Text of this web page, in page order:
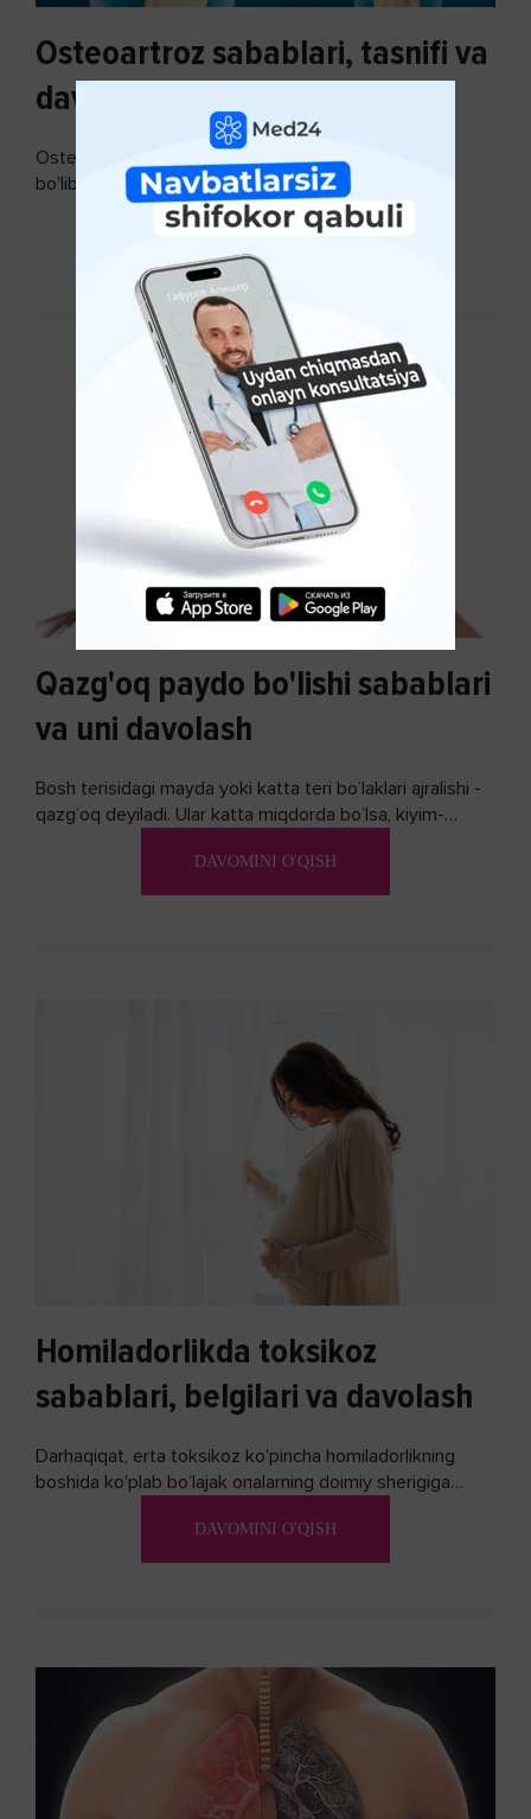
Osteoartroz sabablari, tasnifi va
davolash usullari
Osteoartroz - bo'g'imlarning keng tarqalgan kasalligi
bo'lib, so'ngi paytda osteoartroz kasalligi sonining
ko'payishi tendentsiyasi mavjud...
DAVOMINI O'QISH
Qazg'oq paydo bo'lishi sabablari
va uni davolash
Bosh terisidagi mayda yoki katta teri bo’laklari ajralishi -
qazg’oq deyiladi. Ular katta miqdorda bo’lsa, kiyim-
DAVOMINI O'QISH
Homiladorlikda toksikoz
sabablari, belgilari va davolash
Darhaqiqat, erta toksikoz ko'pincha homiladorlikning
boshida ko'plab bo’lajak onalarning doimiy sherigiga
biron bir usuli bormi?DAVOMINI O'QISH